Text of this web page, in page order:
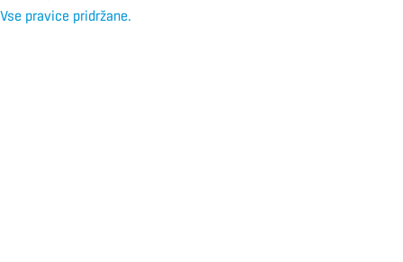
Vse pravice pridržane.